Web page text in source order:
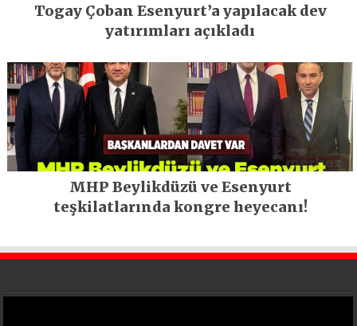
Togay Çoban Esenyurt’a yapılacak dev
yatırımları açıkladı
MHP Beylikdüzü ve Esenyurt
teşkilatlarında kongre heyecanı!